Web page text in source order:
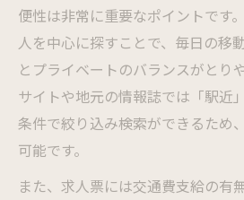
便性は非常に重要なポイントです
人を中心に探すことで、毎日の移
とプライベートのバランスがとり
サイトや地元の情報誌では「駅近
条件で絞り込み検索ができるため
可能です。
また、求人票には交通費支給の有